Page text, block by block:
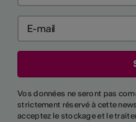
Vos données ne seront pas
strictement réservé à cette
acceptez le stockage et le